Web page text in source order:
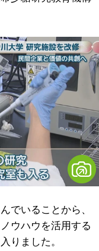
でいることから、
ウハウを活用する
りました。